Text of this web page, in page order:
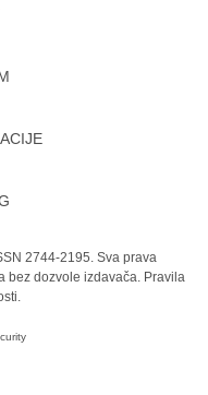
2744-2195. Sva prava
bez dozvole izdavača. Pravila